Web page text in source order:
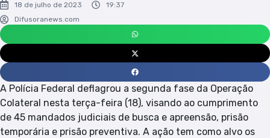
18 de julho de 2023
19:37
Difusoranews.com
A Polícia Federal deflagrou a segunda fase da Operação
Colateral nesta terça-feira (18), visando ao cumprimento
de 45 mandados judiciais de busca e apreensão, prisão
temporária e prisão preventiva. A ação tem como alvo os